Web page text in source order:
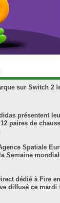
sur Switch 2
présentent
paires de
Spatiale
Semaine
dédié à Fire
diffusé ce mardi